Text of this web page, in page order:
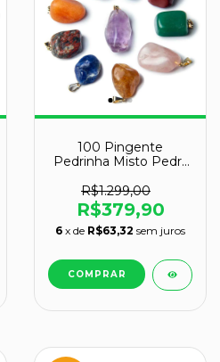
100 Pingente
Pedrinha Misto Pedra
Atacado
R$1.299,00
R$379,90
6 x de R$63,32 sem juros